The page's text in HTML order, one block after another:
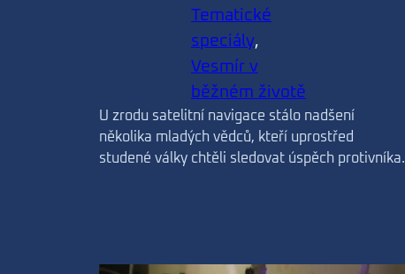
Tematické
speciály
Vesmír v
běžném životě
U zrodu satelitní navigace stálo nadšení
několika mladých vědců, kteří uprostřed
studené války chtěli sledovat úspěch protivníka.